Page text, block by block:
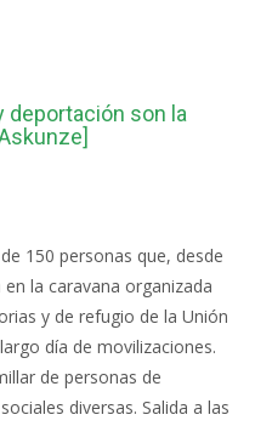
deportación son la
150 personas que, desde
la caravana organizada
y de refugio de la Unión
día de movilizaciones.
de personas de
diversas. Salida a las